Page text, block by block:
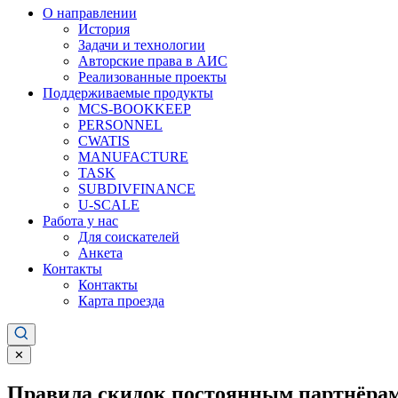
О направлении
История
Задачи и технологии
Авторские права в АИС
Реализованные проекты
Поддерживаемые продукты
MCS-BOOKKEEP
PERSONNEL
CWATIS
MANUFACTURE
TASK
SUBDIVFINANCE
U-SCALE
Работа у нас
Для соискателей
Анкета
Контакты
Контакты
Карта проезда
✕